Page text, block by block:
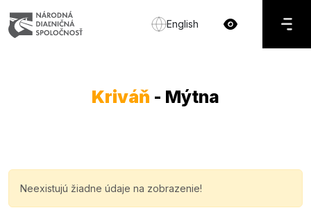
English
Kriváň - Mýtna
Neexistujú žiadne údaje na zobrazenie!